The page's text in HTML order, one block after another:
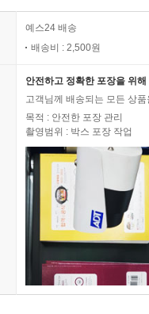
예스24 배송
배송비 : 2,500원
안전하고 정확한 포장을 위
고객님께 배송되는 모든 상
목적 : 안전한 포장 관리
촬영범위 : 박스 포장 작업